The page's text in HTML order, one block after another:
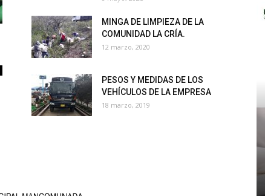
MINGA DE LIMPIEZA DE LA
COMUNIDAD LA CRÍA.
12 marzo, 2020
PESOS Y MEDIDAS DE LOS
VEHÍCULOS DE LA EMPRESA
18 marzo, 2019